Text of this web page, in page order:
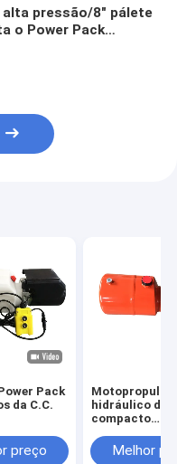
alta pressão/8" pálete
o Power Pack
Pack
da C.C.
preço
hidráulico do
compacto
do tanque 6L
para o
Melhor